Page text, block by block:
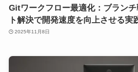
Gitワークフロー最適化：ブラン
ト解決で開発速度を向上させる実
2025年11月8日